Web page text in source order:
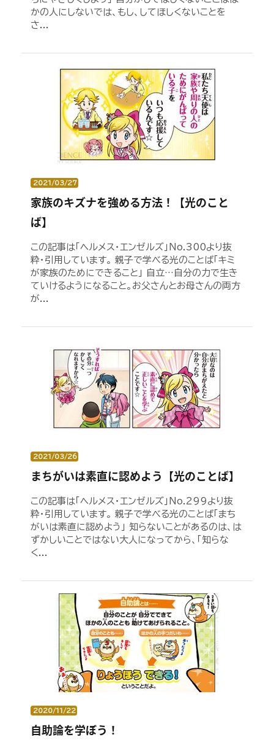
かの人にしないでは、もし、してほしくないことを
さ...
2021/03/27
家族のキズナを強める方法！【光のこと
ば】
この記事は「ヘルメス・エンゼルズ」No.300より抜
粋・引用しています。 親子で学べる光のことば「キミ
が家族のためにできること」 自立…自分の力で生き
ていけるようになること。お父さんとお母さんの両方
が...
2021/03/26
まちがいは素直に認めよう【光のことば】
この記事は「ヘルメス・エンゼルズ」No.299より抜
粋・引用しています。 親子で学べる光のことば「まち
がいは素直に認めよう」 知らないことがあるのは、は
ずかしいことではない大人になってから、「知らな
く...
2020/11/22
自助論を学ぼう！